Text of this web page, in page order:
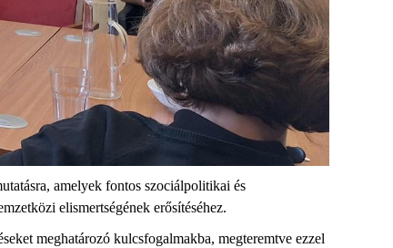
, amelyek fontos szociálpolitikai és
elismertségének erősítéséhez.
meghatározó kulcsfogalmakba, megteremtve ezzel